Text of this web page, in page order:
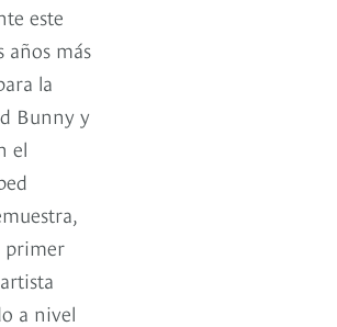
este
años más
la
Bunny y
el
primer
a nivel